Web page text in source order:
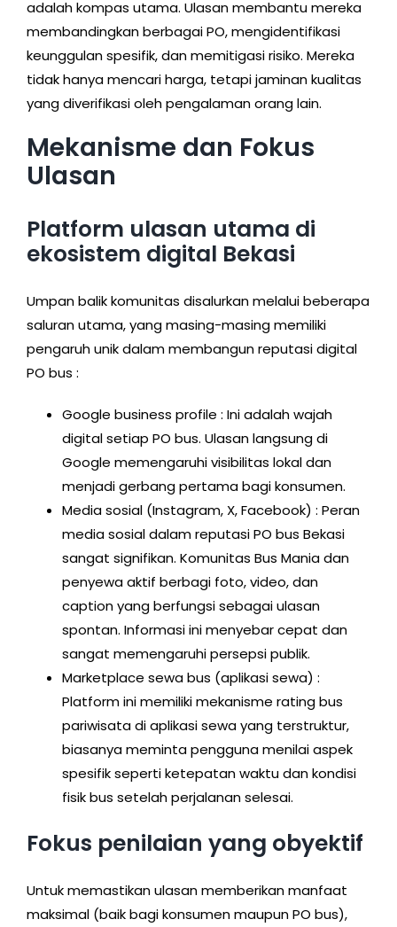
adalah kompas utama. Ulasan membantu mereka
membandingkan berbagai PO, mengidentifikasi
keunggulan spesifik, dan memitigasi risiko. Mereka
tidak hanya mencari harga, tetapi jaminan kualitas
yang diverifikasi oleh pengalaman orang lain.
Mekanisme dan Fokus
Ulasan
Platform ulasan utama di
ekosistem digital Bekasi
Umpan balik komunitas disalurkan melalui beberapa
saluran utama, yang masing-masing memiliki
pengaruh unik dalam membangun reputasi digital
PO bus :
Google business profile : Ini adalah wajah
digital setiap PO bus. Ulasan langsung di
Google memengaruhi visibilitas lokal dan
menjadi gerbang pertama bagi konsumen.
Media sosial (Instagram, X, Facebook) : Peran
media sosial dalam reputasi PO bus Bekasi
sangat signifikan. Komunitas Bus Mania dan
penyewa aktif berbagi foto, video, dan
caption yang berfungsi sebagai ulasan
spontan. Informasi ini menyebar cepat dan
sangat memengaruhi persepsi publik.
Marketplace sewa bus (aplikasi sewa) :
Platform ini memiliki mekanisme rating bus
pariwisata di aplikasi sewa yang terstruktur,
biasanya meminta pengguna menilai aspek
spesifik seperti ketepatan waktu dan kondisi
fisik bus setelah perjalanan selesai.
Fokus penilaian yang obyektif
Untuk memastikan ulasan memberikan manfaat
maksimal (baik bagi konsumen maupun PO bus),